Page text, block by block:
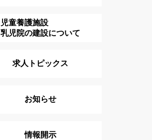
児童養護施設
乳児院の建設について
求人トピックス
お知らせ
情報開示